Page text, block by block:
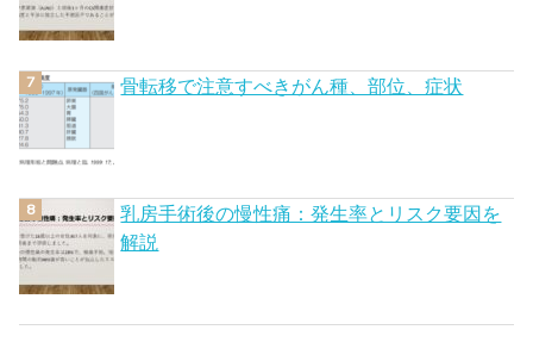
骨転移で注意すべきがん種、部位、症状
乳房手術後の慢性痛：発生率とリスク要因を
解説